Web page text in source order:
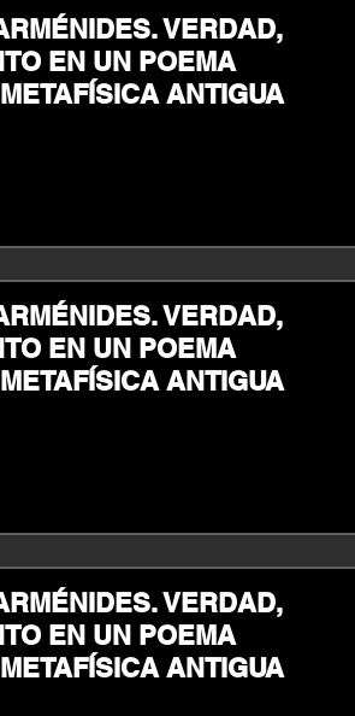
VERDAD,
EN UN POEMA
ANTIGUA
VERDAD,
EN UN POEMA
ANTIGUA
VERDAD,
EN UN POEMA
ANTIGUA